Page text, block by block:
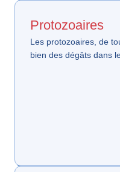
Protozoaires
Les protozoaires, de
bien des dégâts dans